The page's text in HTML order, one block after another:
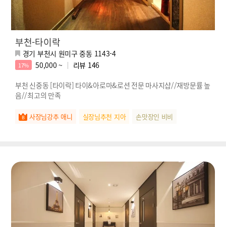
부천-타이락
경기 부천시 원미구 중동 1143-4
17% 50,000 ~ 리뷰 146
부천 신중동 [타이락] 타이&아로마&로션 전문 마사지샵//재방문률 높
음//최고의 만족
사장님강추 애니 실장님추천 지아 손맛장인 비비